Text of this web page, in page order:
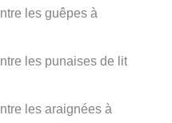
les guêpes à
les punaises de lit
les araignées à